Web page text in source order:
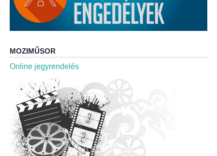
A helyi választási bizottság határozatai
Roma Nemzetiségi Önkormányzat
Roma Nemzetiségi Önkormányzat ülések
Rendeletek
Polgármesteri normatív határozatok
Önkormányzati támogatások
Szabályzatok
MOZIMŰSOR
Online jegyrendelés